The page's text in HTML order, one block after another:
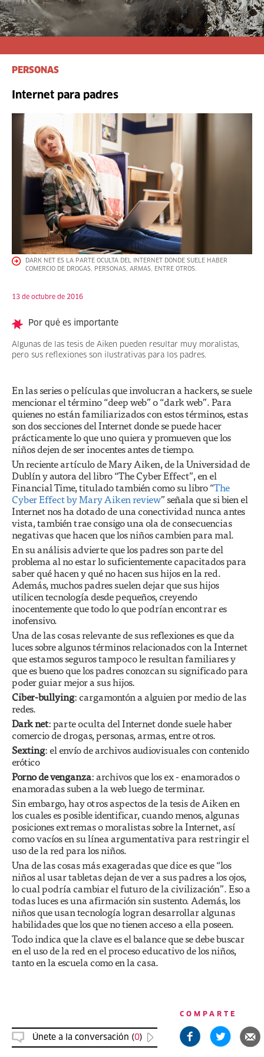
PERSONAS
Internet para padres
DARK NET ES LA PARTE OCULTA DEL INTERNET DONDE SUELE HABER
COMERCIO DE DROGAS, PERSONAS, ARMAS, ENTRE OTROS.
13 de octubre de 2016
Por qué es importante
Algunas de las tesis de Aiken pueden resultar muy moralistas,
pero sus reflexiones son ilustrativas para los padres.
En las series o películas que involucran a hackers, se suele
mencionar el término “deep web” o “dark web”. Para
quienes no están familiarizados con estos términos, estas
son dos secciones del Internet donde se puede hacer
prácticamente lo que uno quiera y promueven que los
niños dejen de ser inocentes antes de tiempo.
Un reciente artículo de Mary Aiken, de la Universidad de
Dublín y autora del libro “The Cyber Effect”, en el
Financial Time, titulado también como su libro “The
Cyber Effect by Mary Aiken review” señala que si bien el
Internet nos ha dotado de una conectividad nunca antes
vista, también trae consigo una ola de consecuencias
negativas que hacen que los niños cambien para mal.
En su análisis advierte que los padres son parte del
problema al no estar lo suficientemente capacitados para
saber qué hacen y qué no hacen sus hijos en la red.
Además, muchos padres suelen dejar que sus hijos
utilicen tecnología desde pequeños, creyendo
inocentemente que todo lo que podrían encontrar es
inofensivo.
Una de las cosas relevante de sus reflexiones es que da
luces sobre algunos términos relacionados con la Internet
que estamos seguros tampoco le resultan familiares y
que es bueno que los padres conozcan su significado para
poder guiar mejor a sus hijos.
Ciber-bullying: cargamontón a alguien por medio de las
redes.
Dark net: parte oculta del Internet donde suele haber
comercio de drogas, personas, armas, entre otros.
Sexting: el envío de archivos audiovisuales con contenido
erótico
Porno de venganza: archivos que los ex - enamorados o
enamoradas suben a la web luego de terminar.
Sin embargo, hay otros aspectos de la tesis de Aiken en
los cuales es posible identificar, cuando menos, algunas
posiciones extremas o moralistas sobre la Internet, así
como vacíos en su línea argumentativa para restringir el
uso de la red para los niños.
Una de las cosas más exageradas que dice es que “los
niños al usar tabletas dejan de ver a sus padres a los ojos,
lo cual podría cambiar el futuro de la civilización”. Eso a
todas luces es una afirmación sin sustento. Además, los
niños que usan tecnología logran desarrollar algunas
habilidades que los que no tienen acceso a ella poseen.
Todo indica que la clave es el balance que se debe buscar
en el uso de la red en el proceso educativo de los niños,
tanto en la escuela como en la casa.
Únete a la conversación (0)
COMPARTE